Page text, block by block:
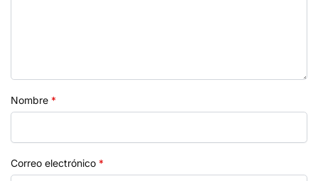
Nombre *
Correo electrónico *